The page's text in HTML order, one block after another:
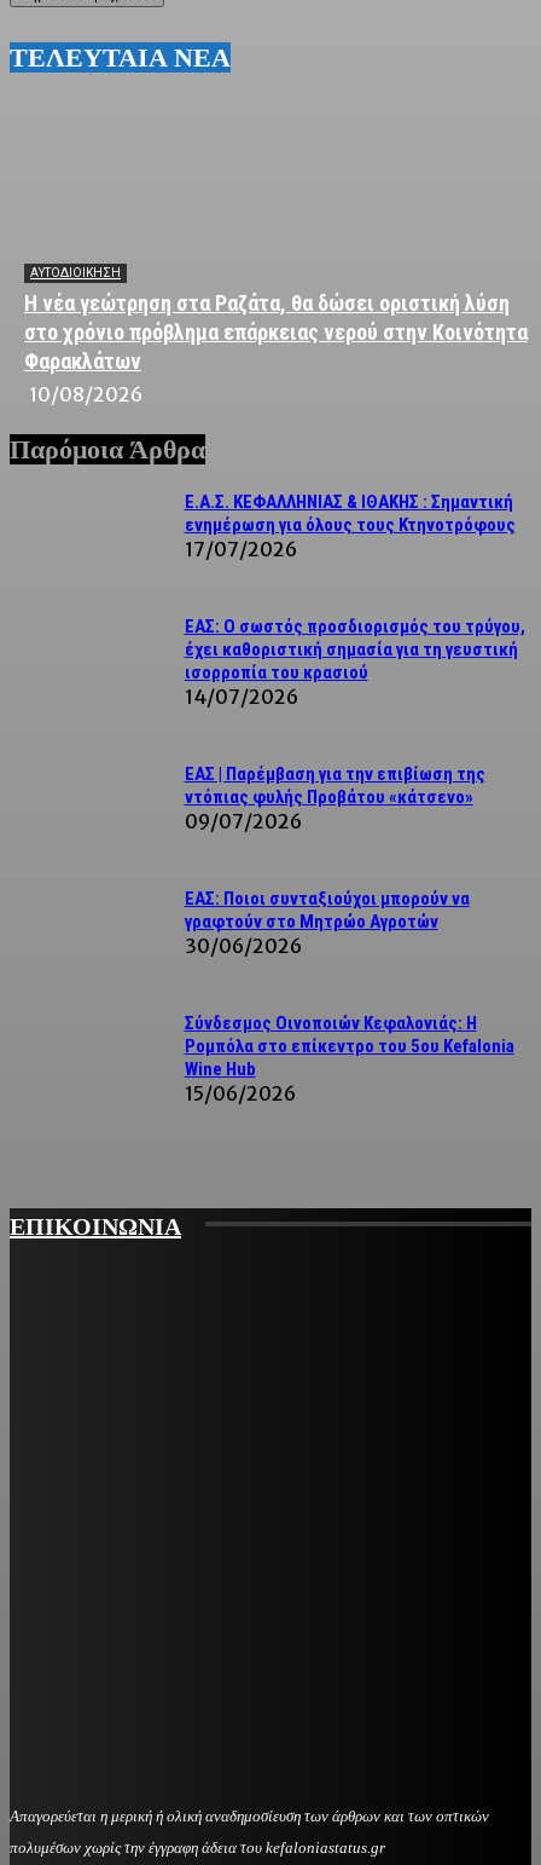
ΤΕΛΕΥΤΑΙΑ ΝΕΑ
ΑΥΤΟΔΙΟΙΚΗΣΗ
Η νέα γεώτρηση στα Ραζάτα, θα δώσει οριστική λύση
στο χρόνιο πρόβλημα επάρκειας νερού στην Κοινότητα
Φαρακλάτων
10/08/2026
Παρόμοια Άρθρα
Ε.Α.Σ. ΚΕΦΑΛΛΗΝΙΑΣ & ΙΘΑΚΗΣ : Σημαντική
ενημέρωση για όλους τους Κτηνοτρόφους
17/07/2026
ΕΑΣ: Ο σωστός προσδιορισμός του τρύγου,
έχει καθοριστική σημασία για τη γευστική
ισορροπία του κρασιού
14/07/2026
ΕΑΣ | Παρέμβαση για την επιβίωση της
ντόπιας φυλής Προβάτου «κάτσενο»
09/07/2026
ΕΑΣ: Ποιοι συνταξιούχοι μπορούν να
γραφτούν στο Μητρώο Αγροτών
30/06/2026
Σύνδεσμος Οινοποιών Κεφαλονιάς: Η
Ρομπόλα στο επίκεντρο του 5ου Kefalonia
Wine Hub
15/06/2026
ΕΠΙΚΟΙΝΩΝΙΑ
Απαγορεύεται η μερική ή ολική αναδημοσίευση των άρθρων και των οπτικών
πολυμέσων χωρίς την έγγραφη άδεια του kefaloniastatus.gr